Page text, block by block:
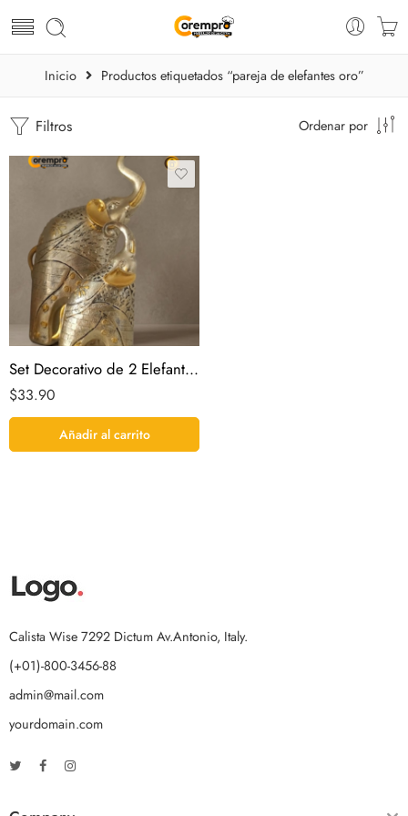
Inicio Productos etiquetados “pareja de elefantes oro”
Filtros Ordenar por
Set Decorativo de 2 Elefantes Dorados
$33.90
Añadir al carrito
Calista Wise 7292 Dictum Av.Antonio, Italy.
(+01)-800-3456-88
admin@mail.com
yourdomain.com